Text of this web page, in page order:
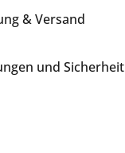
& Versand
und Sicherheit